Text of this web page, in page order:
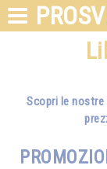
Scopri le